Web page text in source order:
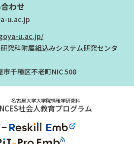
わせ
u.ac.jp
u.ac.jp/
究科附属組込みシステム研究センタ
千種区不老町NIC 508
名古屋大学大学院情報学研究科
NCES社会人教育プログラム